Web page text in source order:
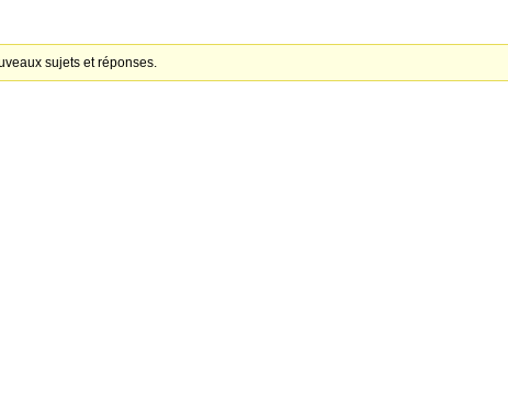
sujets et réponses.